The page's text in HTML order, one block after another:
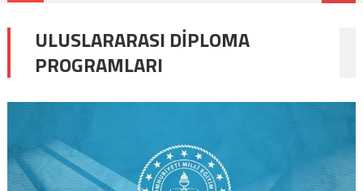
ULUSLARARASI DIPLOMA
PROGRAMLARI